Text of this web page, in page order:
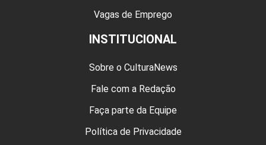
Vagas de Emprego
INSTITUCIONAL
Sobre o CulturaNews
Fale com a Redação
Faça parte da Equipe
Política de Privacidade